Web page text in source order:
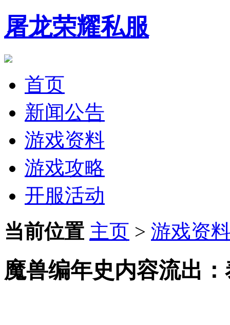
屠龙荣耀私服
首页
新闻公告
游戏资料
游戏攻略
开服活动
当前位置 主页 > 游戏资
魔兽编年史内容流出